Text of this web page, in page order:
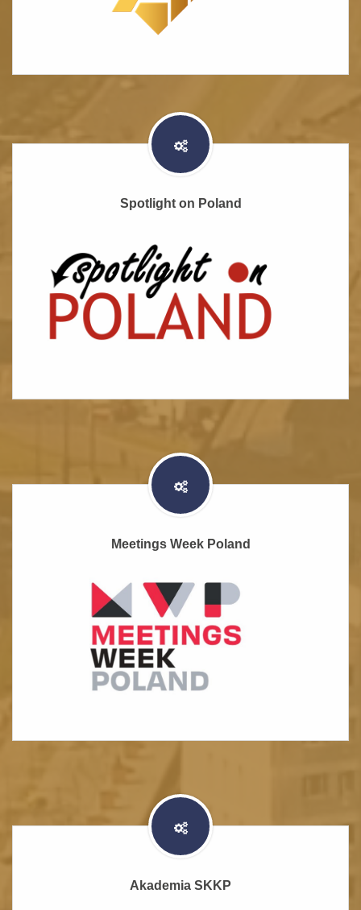
Spotlight on Poland
Meetings Week Poland
Akademia SKKP